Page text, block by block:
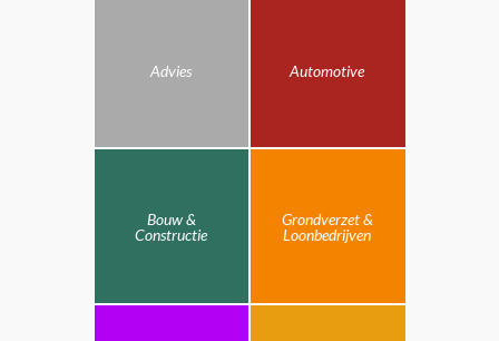
Advies Automotive
Bouw &
Constructie
Grondverzet &
Loonbedrijven